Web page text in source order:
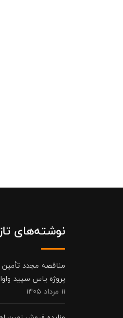
نوشته‌های
مناقصه مجدد تأمین
پروژه یاس سپید
۱۱ مرداد ۱۴۰۵